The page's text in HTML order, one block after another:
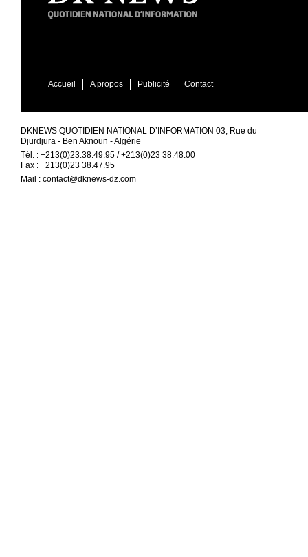
Accueil A propos Publicité Contact
DKNEWS QUOTIDIEN NATIONAL D’INFORMATION 03, Rue du
Djurdjura - Ben Aknoun - Algérie
Tél. : +213(0)23.38.49.95 / +213(0)23 38.48.00
Fax : +213(0)23 38.47.95
Mail : contact@dknews-dz.com